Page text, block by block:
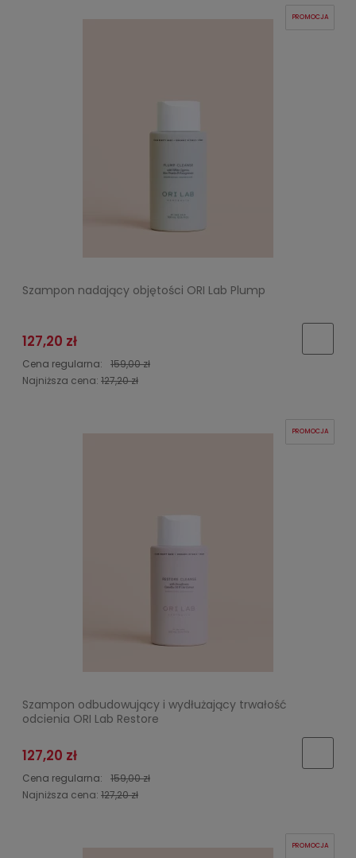
Szampon nadający objętości ORI Lab Plump
127,20 zł
Cena regularna:
159,00 zł
Najniższa cena: 127,20 zł
PROMOCJA
Szampon odbudowujący i wydłużający trwałość
odcienia ORI Lab Restore
127,20 zł
Cena regularna:
159,00 zł
Najniższa cena: 127,20 zł
PROMOCJA
PROMOCJA